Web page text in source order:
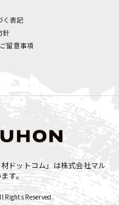
く表記
針
留意事項
ドットコム」は株式会社マル
す。
Rights Reserved.